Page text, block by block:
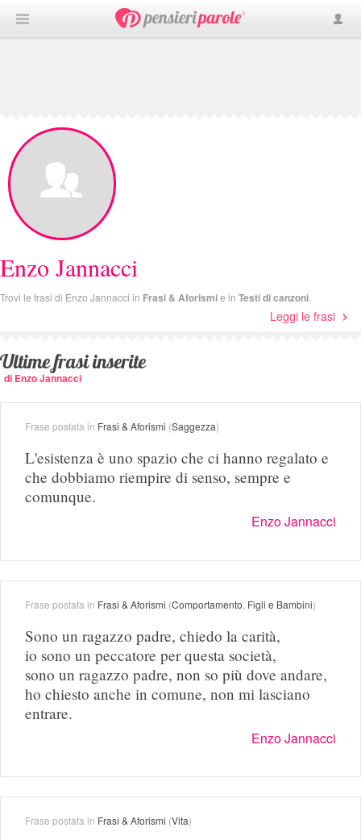
Enzo Jannacci
Trovi le frasi di Enzo Jannacci in Frasi & Aforismie in Testi di canzoni
Leggi le frasi
Ultime frasi inserite
di Enzo Jannacci
Frase postata in Frasi & Aforismi (Saggezza)
L'esistenza è uno spazio che ci hanno regalato e
che dobbiamo riempire di senso, sempre e
comunque.
Enzo Jannacci
Frase postata in Frasi & Aforismi (Comportamento Figli e Bambini)
Sono un ragazzo padre, chiedo la carità,
io sono un peccatore per questa società,
sono un ragazzo padre, non so più dove andare,
ho chiesto anche in comune, non mi lasciano
entrare.
Enzo Jannacci
Frase postata in Frasi & Aforismi (Vita)